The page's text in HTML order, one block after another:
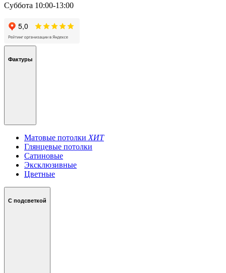
Суббота 10:00-13:00
Фактуры
Матовые потолки ХИТ
Глянцевые потолки
Сатиновые
Эксклюзивные
Цветные
С подсветкой